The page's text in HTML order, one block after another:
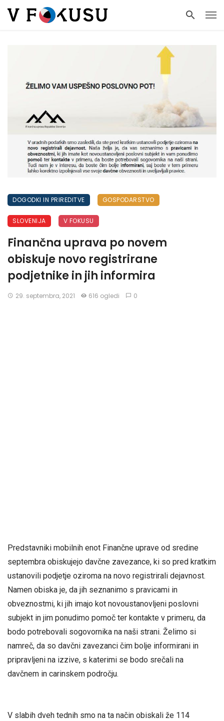
DOGODKI IN PRIREDITVE GOSPODARSTVO
SLOVENIJA V FOKUSU
Finančna uprava po novem
obiskuje novo registrirane
podjetnike in jih informira
29. septembra, 2021 616 ogledi 0
Predstavniki mobilnih enot Finančne uprave od sredine
septembra obiskujejo davčne zavezance, ki so pred kratkim
ustanovili podjetje oziroma na novo registrirali dejavnost.
Namen obiska je, da jih seznanimo s pravicami in
obveznostmi, ki jih imajo kot novoustanovljeni poslovni
subjekt in jim ponudimo pomoč ter kontakte v primeru, da
bodo potrebovali sogovornika na naši strani. Želimo si
namreč, da so davčni zavezanci čim bolje informirani in
pripravljeni na izzive, s katerimi se bodo srečali na
davčnem in carinskem področju.
V slabih dveh tednih smo na ta način obiskali že 114